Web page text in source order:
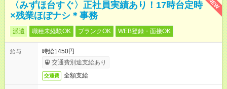
NEW
〈みずほ台すぐ〉正社員実績あり！17時台定時
×残業ほぼナシ＊事務
派遣 職種未経験OK ブランクOK WEB登録・面接OK
給与
時給1450円
交通費別途支給あり
交通費 全額支給